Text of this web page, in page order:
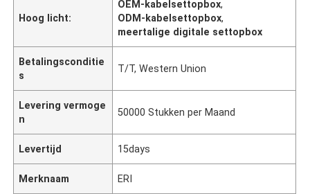
Hoog licht:
OEM-kabelsettopbox,
ODM-kabelsettopbox,
meertalige digitale settopbox
Betalingsconditie
s
T/T, Western Union
Levering vermoge
n
50000 Stukken per Maand
Levertijd 15days
Merknaam ERI